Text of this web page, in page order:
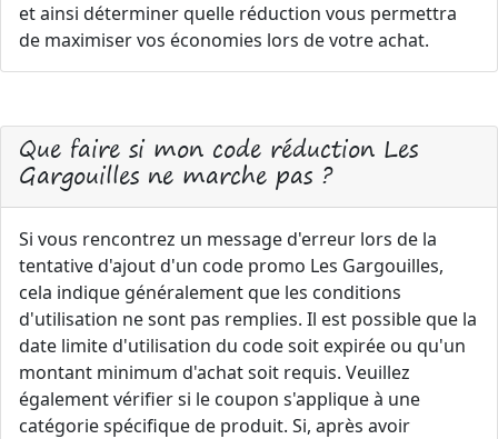
et ainsi déterminer quelle réduction vous permettra
de maximiser vos économies lors de votre achat.
Que faire si mon code réduction Les
Gargouilles ne marche pas ?
Si vous rencontrez un message d'erreur lors de la
tentative d'ajout d'un code promo Les Gargouilles,
cela indique généralement que les conditions
d'utilisation ne sont pas remplies. Il est possible que la
date limite d'utilisation du code soit expirée ou qu'un
montant minimum d'achat soit requis. Veuillez
également vérifier si le coupon s'applique à une
catégorie spécifique de produit. Si, après avoir